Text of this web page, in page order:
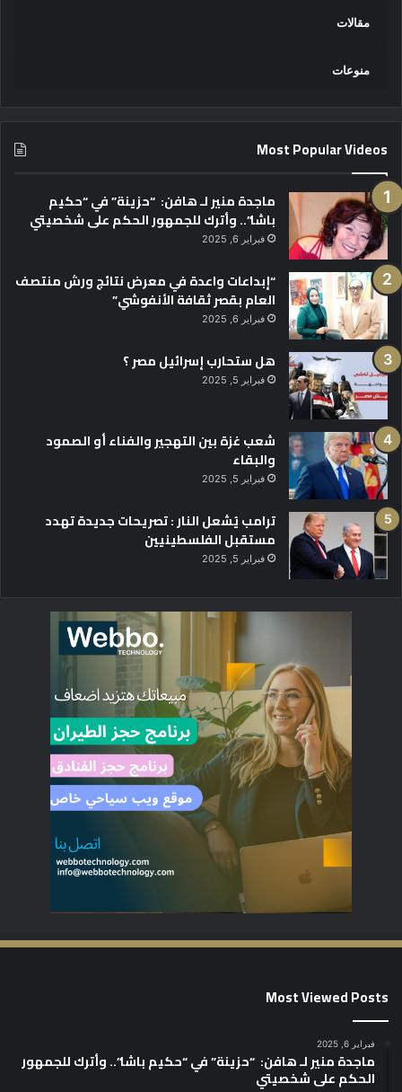
مقالات
منوعات
Most Popular Videos
ماجدة منير لـ هافن: “حزينة” في “حكيم
باشا”.. وأترك للجمهور الحكم على شخصيتي
فبراير 6, 2025
“إبداعات واعدة في معرض نتائج ورش منتصف
العام بقصر ثقافة الأنفوشي”
فبراير 6, 2025
هل ستحارب إسرائيل مصر ؟
فبراير 5, 2025
شعب غزة بين التهجير والفناء أو الصمود
والبقاء
فبراير 5, 2025
ترامب يُشعل النار : تصريحات جديدة تهدد
مستقبل الفلسطينيين
فبراير 5, 2025
Most Viewed Posts
فبراير 6, 2025
ماجدة منير لـ هافن: “حزينة” في “حكيم باشا”.. وأترك للجمهور
الحكم على شخصيتي